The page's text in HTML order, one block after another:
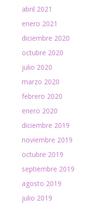
abril 2021
enero 2021
diciembre 2020
octubre 2020
julio 2020
marzo 2020
febrero 2020
enero 2020
diciembre 2019
noviembre 2019
octubre 2019
septiembre 2019
agosto 2019
julio 2019